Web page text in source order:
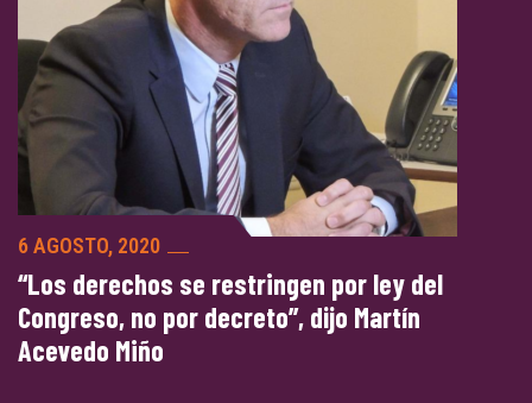
6 AGOSTO, 2020
“Los derechos se restringen por ley del
Congreso, no por decreto”, dijo Martín
Acevedo Miño